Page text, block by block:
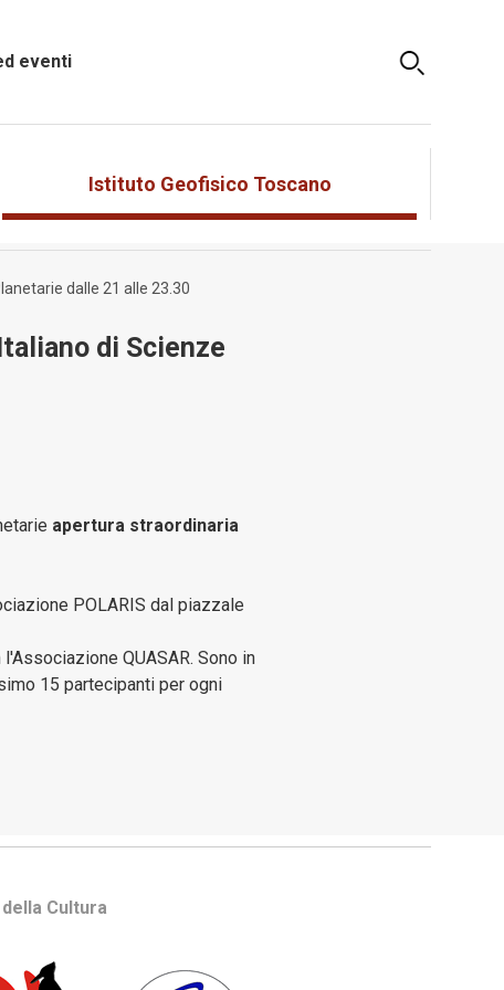
eventi
Istituto Geofisico Toscano
dalle 21 alle 23.30
di Scienze
apertura straordinaria
POLARIS dal piazzale
QUASAR. Sono in
15 partecipanti per ogni
Cultura